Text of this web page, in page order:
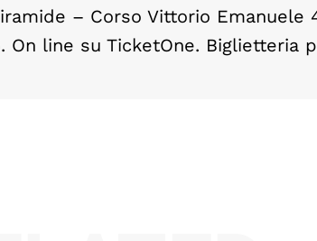
– Corso Vittorio Emanuele
line su TicketOne. Biglietteria